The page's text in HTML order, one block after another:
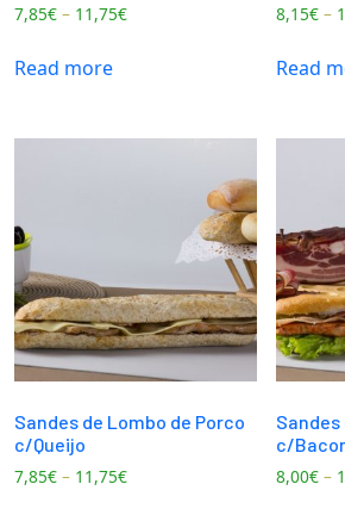
7,85€ – 11,75€
Read more
8,15€ –
Read
Sandes de Lombo de Porco
c/Queijo
7,85€ – 11,75€
c/
8,00€ –